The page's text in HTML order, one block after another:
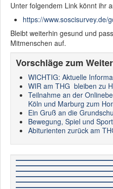
Unter folgendem Link könnt ihr
https://www.soscisurvey.de/
Bleibt weiterhin gesund und
Mitmenschen auf.
Vorschläge zum
WICHTIG: Aktuelle
WIR am THG bleiben zu
Teilnahme an der
Köln und Marburg zum
Ein Gruß an die
Bewegung, Spiel und
Abiturienten zurück am